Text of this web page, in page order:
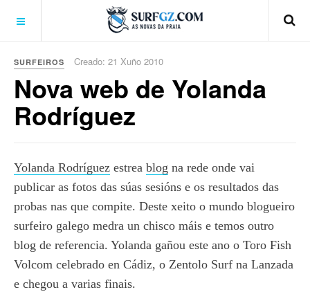
SURFEIROS Creado: 21 Xuño 2010
Nova web de Yolanda
Rodríguez
Yolanda Rodríguez estrea blog na rede onde vai
publicar as fotos das súas sesións e os resultados das
probas nas que compite. Deste xeito o mundo blogueiro
surfeiro galego medra un chisco máis e temos outro
blog de referencia. Yolanda gañou este ano o Toro Fish
Volcom celebrado en Cádiz, o Zentolo Surf na Lanzada
e chegou a varias finais.